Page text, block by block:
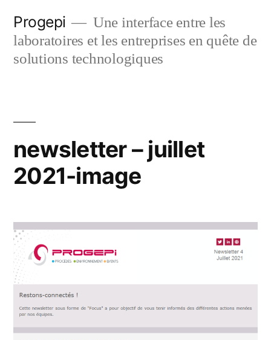
content
Progepi
Une interface entre les
laboratoires et les entreprises en quête de
solutions technologiques
newsletter – juillet
2021-image